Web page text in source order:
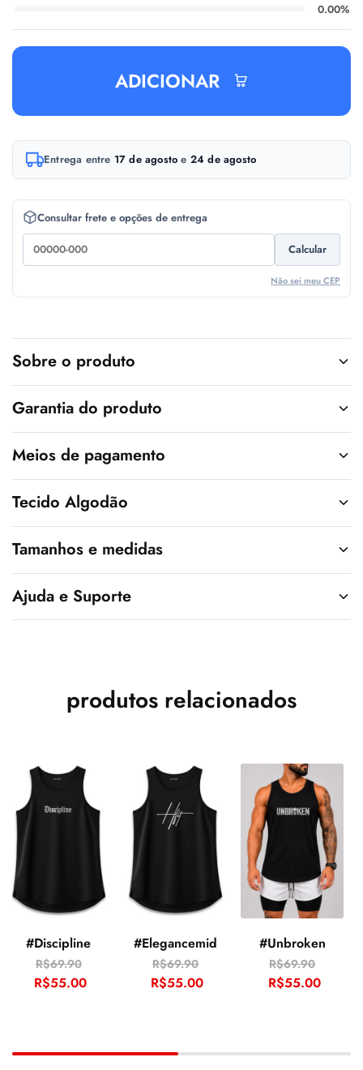
0.00%
ADICIONAR
A
i
v
e
:
Entrega entre 17 de agosto e 24 de agosto
Consultar frete e opções de entrega
Calcular
Não sei meu CEP
Sobre o produto
Garantia do produto
Meios de pagamento
Tecido Algodão
Tamanhos e medidas
Ajuda e Suporte
produtos relacionados
#Discipline
R$69.90
R$55.00
#Elegancemid
R$69.90
R$55.00
#Unbroken
R$69.90
R$55.00